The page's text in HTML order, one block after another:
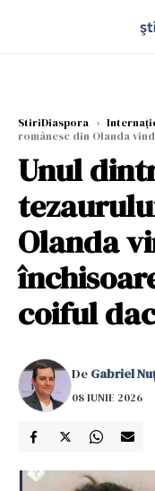
StiriDiaspora ›
românesc din Olanda
Unul
Olanda
coiful
De Gabriel
08 IUNIE 2026